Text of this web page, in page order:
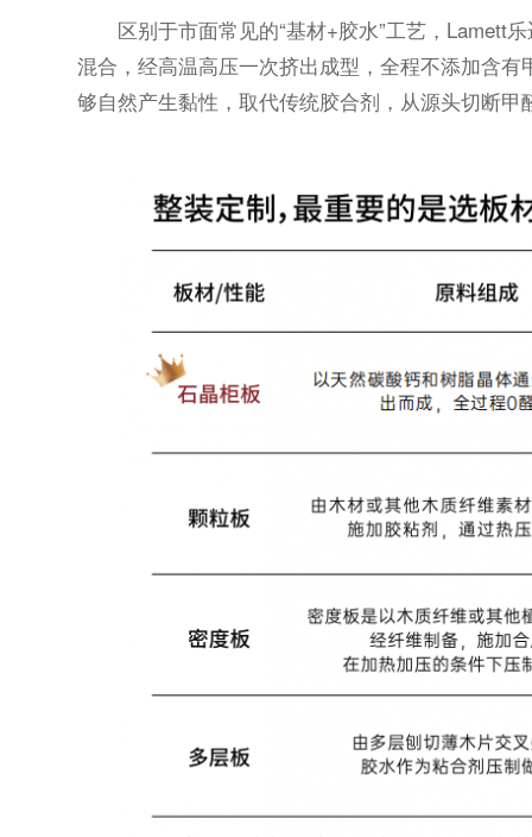
区别于市面常见的“基材+胶水”工艺，Lamett
混合，经高温高压一次挤出成型，全程不添加含
够自然产生黏性，取代传统胶合剂，从源头切断